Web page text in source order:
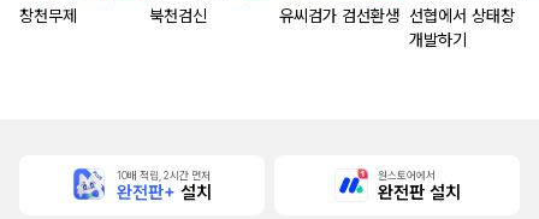
창천무제 북천검신 유씨검가 검선환생 선협에서 상태창
개발하기
10배 적립, 2시간 먼저
완전판+ 설치
원스토어에서
완전판 설치